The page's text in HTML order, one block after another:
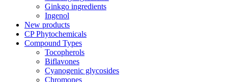
Ginkgo ingredients
Ingenol
New products
CP Phytochemicals
Compound Types
Tocopherols
Biflavones
Cyanogenic glycosides
Chromones